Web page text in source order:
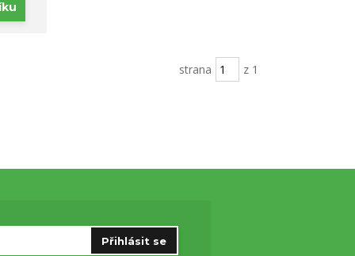
strana z 1
Přihlásit se